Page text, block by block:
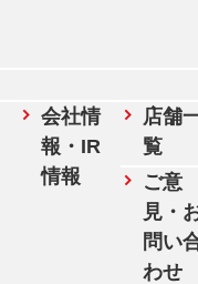
会社情
報・IR
情報
店舗
覧
ご意
見・
問い
わせ